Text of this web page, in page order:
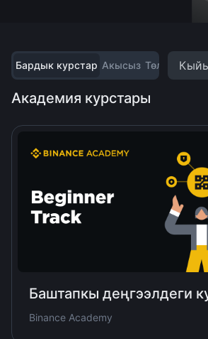
Бардык курстар Акысыз Төлөнүүчү
Академия курстары
Баштапкы деңгээлдеги
Binance Academy